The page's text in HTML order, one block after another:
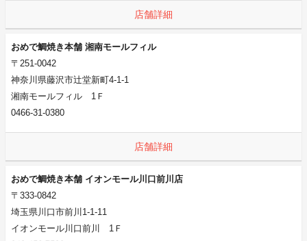
店舗詳細
おめで鯛焼き本舗 湘南モールフィル
〒251-0042
神奈川県藤沢市辻堂新町4-1-1
湘南モールフィル 1Ｆ
0466-31-0380
店舗詳細
おめで鯛焼き本舗 イオンモール川口前川店
〒333-0842
埼玉県川口市前川1-1-11
イオンモール川口前川 1Ｆ